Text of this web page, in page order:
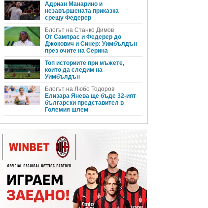
Адриан Манарино и
незавършената приказка
срещу Федерер
Блогът на Станко Димов
От Сампрас и Федерер до
Джокович и Синер: Уимбълдън
през очите на Серина
Топ историите при мъжете,
които да следим на
Уимбълдън
Блогът на Любо Тодоров
Елизара Янева ще бъде 32-ият
български представител в
Големия шлем